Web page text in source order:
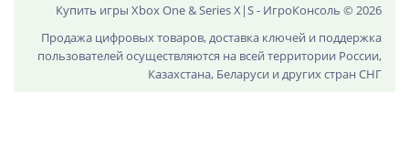
Купить игры Xbox One & Series X|S - ИгроКонсоль © 2026
Продажа цифровых товаров, доставка ключей и поддержка
пользователей осуществляются на всей территории России,
Казахстана, Беларуси и других стран СНГ